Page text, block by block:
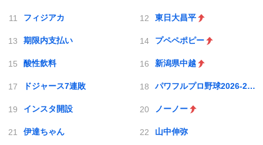
フィジアカ 東日大昌平
期限内支払い プペペポピー
酸性飲料 新潟県中越
ドジャース7連敗 パワフルプロ野球2026-2027
インスタ開設 ノーノー
伊達ちゃん 山中伸弥